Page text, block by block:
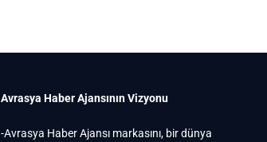
Avrasya Haber Ajansının Vizyonu
-Avrasya Haber Ajansı markasını, bir dünya